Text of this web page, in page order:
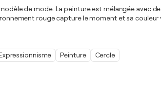
de mode. La peinture est mélangée avec
rouge capture le moment et sa
Peinture Cercle